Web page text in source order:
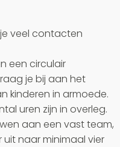
veel contacten
een circulair
je bij aan het
kinderen in armoede.
uren zijn in overleg.
aan een vast team,
naar minimaal vier